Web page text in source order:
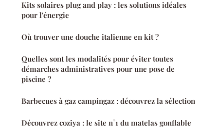
Kits solaires plug and play : les solutions idéales
pour l'énergie
Où trouver une douche italienne en kit ?
Quelles sont les modalités pour éviter toutes
démarches administratives pour une pose de
piscine ?
Barbecues à gaz campingaz : découvrez la sélection
Découvrez coziya : le site n°1 du matelas gonflable